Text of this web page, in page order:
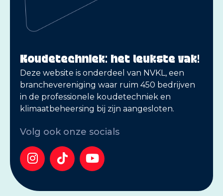
Koudetechniek: het leukste vak!
Deze website is onderdeel van NVKL, een
branchevereniging waar ruim 450 bedrijven
in de professionele koudetechniek en
klimaatbeheersing bij zijn aangesloten.
Volg ook onze socials